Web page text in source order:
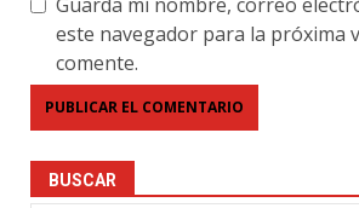
este navegador para la próxima
comente.
BUSCAR